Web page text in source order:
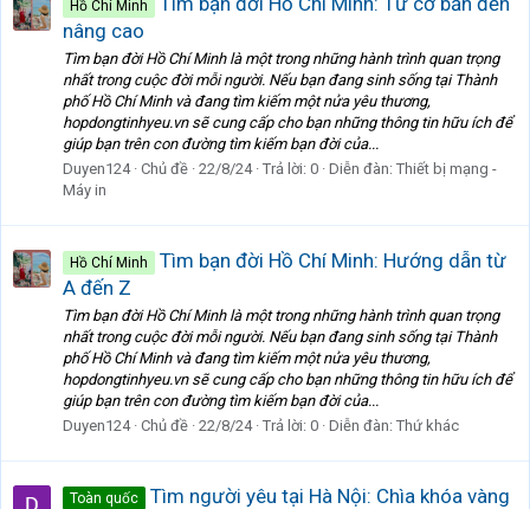
Hồ Chí Minh
nâng cao
Tìm bạn đời Hồ Chí Minh là một trong những hành trình quan trọng
nhất trong cuộc đời mỗi người. Nếu bạn đang sinh sống tại Thành
phố Hồ Chí Minh và đang tìm kiếm một nửa yêu thương,
hopdongtinhyeu.vn sẽ cung cấp cho bạn những thông tin hữu ích để
giúp bạn trên con đường tìm kiếm bạn đời của...
Duyen124 Chủ đề 22/8/24 Trả lời: 0 Diễn đàn: Thiết bị mạng -
Máy in
Hồ Chí Minh
Tìm bạn đời Hồ Chí Minh: Hướng dẫn từ
A đến Z
Tìm bạn đời Hồ Chí Minh là một trong những hành trình quan trọng
nhất trong cuộc đời mỗi người. Nếu bạn đang sinh sống tại Thành
phố Hồ Chí Minh và đang tìm kiếm một nửa yêu thương,
hopdongtinhyeu.vn sẽ cung cấp cho bạn những thông tin hữu ích để
giúp bạn trên con đường tìm kiếm bạn đời của...
Duyen124 Chủ đề 22/8/24 Trả lời: 0 Diễn đàn: Thứ khác
Toàn quốc
Tìm người yêu tại Hà Nội: Chìa khóa vàng